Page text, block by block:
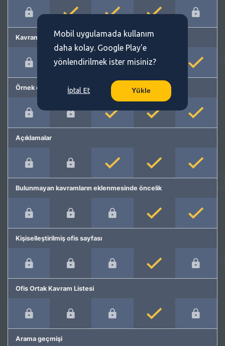
Kavram önerme
Örnek cümleler
Açıklamalar
Bulunmayan kavramların eklenmesinde öncelik
Kişiselleştirilmiş ofis sayfası
Ofis Ortak Kavram Listesi
Arama geçmişi
Mobil uygulamada kullanım
daha kolay. Google Play'e
yönlendirilmek ister misiniz?
İptal Et Yükle